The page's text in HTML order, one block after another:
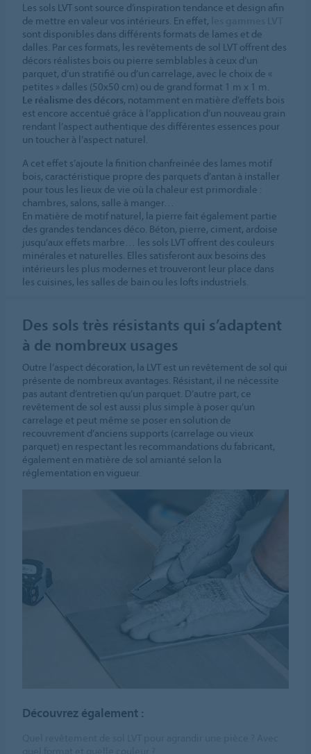
Les sols LVT sont source d’inspiration tendance et design afin
de mettre en valeur vos intérieurs. En effet,
sont disponibles dans différents formats de lames et de
dalles. Par ces formats, les revêtements de sol LVT offrent des
décors réalistes bois ou pierre semblables à ceux d’un
parquet, d’un stratifié ou d’un carrelage, avec le choix de «
petites » dalles (50x50 cm) ou de grand format 1 m x 1 m.
Le réalisme des décors, notamment en matière d’effets bois
est encore accentué grâce à l’application d’un nouveau grain
rendant l’aspect authentique des différentes essences pour
un toucher à l’aspect naturel.
A cet effet s’ajoute la finition chanfreinée des lames motif
bois, caractéristique propre des parquets d’antan à installer
pour tous les lieux de vie où la chaleur est primordiale :
chambres, salons, salle à manger…
En matière de motif naturel, la pierre fait également partie
des grandes tendances déco. Béton, pierre, ciment, ardoise
jusqu’aux effets marbre… les sols LVT offrent des couleurs
minérales et naturelles. Elles satisferont aux besoins des
intérieurs les plus modernes et trouveront leur place dans
les cuisines, les salles de bain ou les lofts industriels.
Des sols très résistants qui s’adaptent
à de nombreux usages
Outre l’aspect décoration, la LVT est un revêtement de sol qui
présente de nombreux avantages. Résistant, il ne nécessite
pas autant d’entretien qu’un parquet. D’autre part, ce
revêtement de sol est aussi plus simple à poser qu’un
carrelage et peut même se poser en solution de
recouvrement d’anciens supports (carrelage ou vieux
parquet) en respectant les recommandations du fabricant,
également en matière de sol amianté selon la
réglementation en vigueur.
Découvrez également :